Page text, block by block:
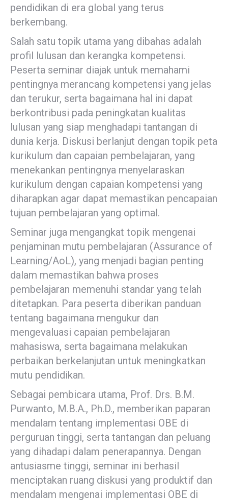
pendidikan di era global yang terus
berkembang.
Salah satu topik utama yang dibahas adalah
profil lulusan dan kerangka kompetensi.
Peserta seminar diajak untuk memahami
pentingnya merancang kompetensi yang jelas
dan terukur, serta bagaimana hal ini dapat
berkontribusi pada peningkatan kualitas
lulusan yang siap menghadapi tantangan di
dunia kerja. Diskusi berlanjut dengan topik peta
kurikulum dan capaian pembelajaran, yang
menekankan pentingnya menyelaraskan
kurikulum dengan capaian kompetensi yang
diharapkan agar dapat memastikan pencapaian
tujuan pembelajaran yang optimal.
Seminar juga mengangkat topik mengenai
penjaminan mutu pembelajaran (Assurance of
Learning/AoL), yang menjadi bagian penting
dalam memastikan bahwa proses
pembelajaran memenuhi standar yang telah
ditetapkan. Para peserta diberikan panduan
tentang bagaimana mengukur dan
mengevaluasi capaian pembelajaran
mahasiswa, serta bagaimana melakukan
perbaikan berkelanjutan untuk meningkatkan
mutu pendidikan.
Sebagai pembicara utama, Prof. Drs. B.M.
Purwanto, M.B.A., Ph.D., memberikan paparan
mendalam tentang implementasi OBE di
perguruan tinggi, serta tantangan dan peluang
yang dihadapi dalam penerapannya. Dengan
antusiasme tinggi, seminar ini berhasil
menciptakan ruang diskusi yang produktif dan
mendalam mengenai implementasi OBE di